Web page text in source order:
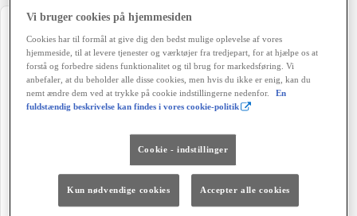
Registreringsår
11-2022
Modelår
2022
Kilometertal
96.000 km
Brændstof
Plug-In Benzin
306 HK
Co2 (blandet kørsel)
Geartype
Automatisk gearkasse
Vi bruger cookies på hjemmesiden
Cookies har til formål at give dig den bedst mulige oplevelse af vores
hjemmeside, til at levere tjenester og værktøjer fra tredjepart, for at hjælpe os at
forstå og forbedre sidens funktionalitet og til brug for markedsføring. Vi
anbefaler, at du beholder alle disse cookies, men hvis du ikke er enig, kan du
nemt ændre dem ved at trykke på cookie indstillingerne nedenfor.
En
fuldstændig beskrivelse kan findes i vores cookie-politik
Cookie - indstillinger
Kun nødvendige cookies Accepter alle cookies